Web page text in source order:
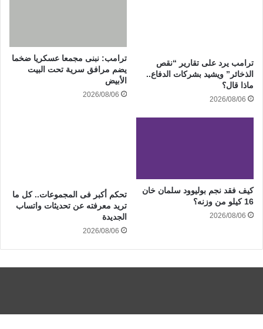
ترامب يرد على تقارير “نقص
الذخائر” ويشيد بشركات الدفاع..
ماذا قال؟
2026/08/06
ترامب: نبنى مجمعا عسكريا ضخما
يضم مرافق سرية تحت البيت
الأبيض
2026/08/06
كيف فقد نجم بوليوود سلمان خان
16 كيلو من وزنه؟
2026/08/06
تحكم أكبر فى المجموعات.. كل ما
تريد معرفته عن تحديثات واتساب
الجديدة
2026/08/06